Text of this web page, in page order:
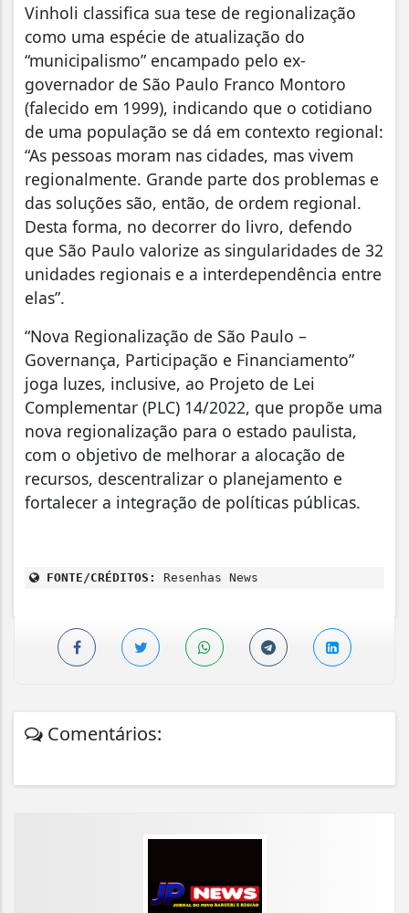
Vinholi classifica sua tese de regionalização
como uma espécie de atualização do
“municipalismo” encampado pelo ex-
governador de São Paulo Franco Montoro
(falecido em 1999), indicando que o cotidiano
de uma população se dá em contexto regional:
“As pessoas moram nas cidades, mas vivem
regionalmente. Grande parte dos problemas e
das soluções são, então, de ordem regional.
Desta forma, no decorrer do livro, defendo
que São Paulo valorize as singularidades de 32
unidades regionais e a interdependência entre
elas”.
“Nova Regionalização de São Paulo –
Governança, Participação e Financiamento”
joga luzes, inclusive, ao Projeto de Lei
Complementar (PLC) 14/2022, que propõe uma
nova regionalização para o estado paulista,
com o objetivo de melhorar a alocação de
recursos, descentralizar o planejamento e
fortalecer a integração de políticas públicas.
FONTE/CRÉDITOS: Resenhas News
Comentários: